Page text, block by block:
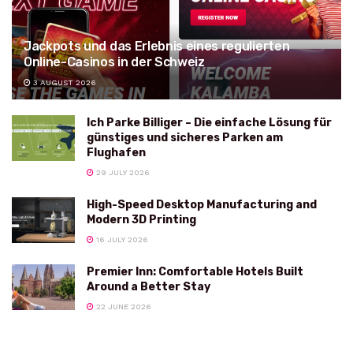
Jackpots und das Erlebnis eines regulierten
Online-Casinos in der Schweiz
3 AUGUST 2026
Ich Parke Billiger – Die einfache Lösung für
günstiges und sicheres Parken am
Flughafen
29 JULY 2026
High-Speed Desktop Manufacturing and
Modern 3D Printing
16 JULY 2026
Premier Inn: Comfortable Hotels Built
Around a Better Stay
22 JUNE 2026